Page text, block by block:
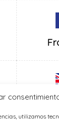
utilizamos